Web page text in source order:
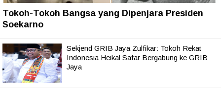
Tokoh-Tokoh Bangsa yang Dipenjara Presiden
Soekarno
Sekjend GRIB Jaya Zulfikar: Tokoh Rekat
Indonesia Heikal Safar Bergabung ke GRIB
Jaya